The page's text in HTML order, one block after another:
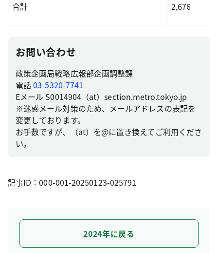
合計 2,676
お問い合わせ
政策企画局戦略広報部企画調整課
電話03-5320-7741
Eメール S0014904（at）section.metro.tokyo.jp
※迷惑メール対策のため、メールアドレスの表記を
変更しております。
お手数ですが、（at）を@に置き換えてご利用くださ
い。
記事ID：000-001-20250123-025791
2024年に戻る